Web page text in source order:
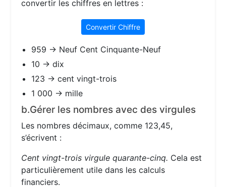
convertir les chiffres en lettres :
Convertir Chiffre
959 → Neuf Cent Cinquante-Neuf
10 → dix
123 → cent vingt-trois
1 000 → mille
b.Gérer les nombres avec des virgules
Les nombres décimaux, comme 123,45,
s’écrivent :
Cent vingt-trois virgule quarante-cinq. Cela est
particulièrement utile dans les calculs
financiers.